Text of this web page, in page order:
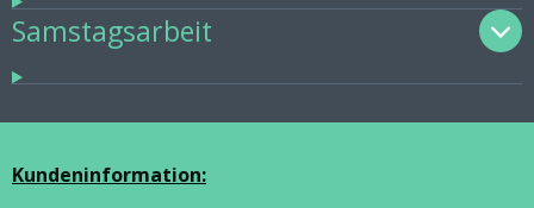
Samstagsarbeit
Kundeninformation: